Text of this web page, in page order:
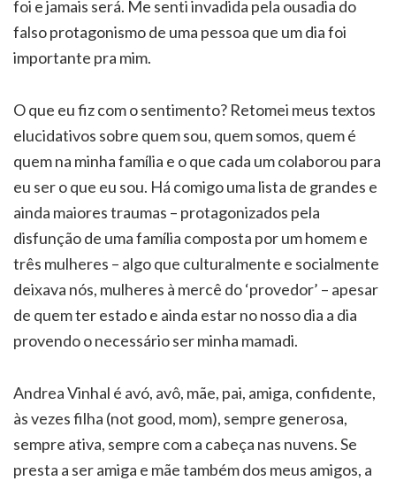
foi e jamais será. Me senti invadida pela ousadia do
falso protagonismo de uma pessoa que um dia foi
importante pra mim.
O que eu fiz com o sentimento? Retomei meus textos
elucidativos sobre quem sou, quem somos, quem é
quem na minha família e o que cada um colaborou para
eu ser o que eu sou. Há comigo uma lista de grandes e
ainda maiores traumas – protagonizados pela
disfunção de uma família composta por um homem e
três mulheres – algo que culturalmente e socialmente
deixava nós, mulheres à mercê do ‘provedor’ – apesar
de quem ter estado e ainda estar no nosso dia a dia
provendo o necessário ser minha mamadi.
Andrea Vinhal é avó, avô, mãe, pai, amiga, confidente,
às vezes filha (not good, mom), sempre generosa,
sempre ativa, sempre com a cabeça nas nuvens. Se
presta a ser amiga e mãe também dos meus amigos, a